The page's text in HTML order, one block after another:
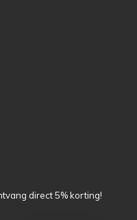
direct 5% korting!